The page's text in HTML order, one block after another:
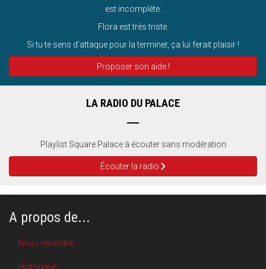
est incomplète.
Flora est très triste.
Si tu te sens d’attaque pour la terminer, ça lui ferait plaisir !
Proposer son aide !
LA RADIO DU PALACE
Playlist Square Palace à écouter sans modération
Écouter la radio
A propos de...
Nous rejoindre
Historique